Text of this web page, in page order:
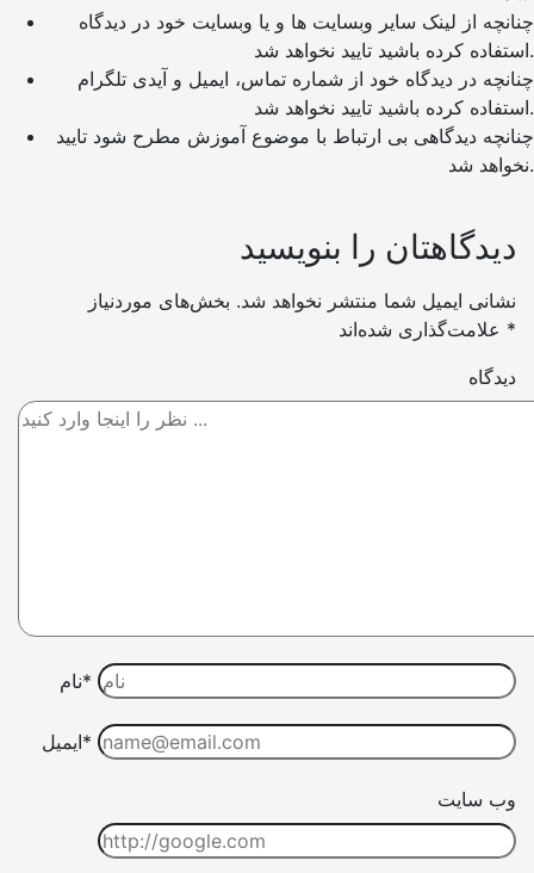
استفاده کرده باشید تایید نخواهد شد.
استفاده کرده باشید تایید نخواهد شد.
چنانچه دیدگاهی بی ارتباط با موضوع آموزش مطرح شود تایید
نخواهد شد.
دیدگاهتان را بنویسید
نشانی ایمیل شما منتشر نخواهد شد. بخش‌های موردنیاز
*
دیدگاه
نام*
ایمیل*
وب سایت